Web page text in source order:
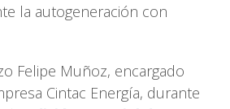
la autogeneración con
Felipe Muñoz, encargado
Cintac Energía, durante